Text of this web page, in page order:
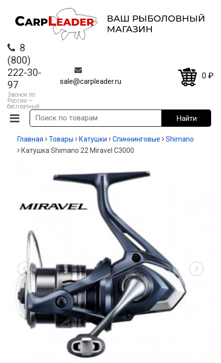
8
(800)
222-30-
97
Звонок по
России —
бесплатный
sale@carpleader.ru
0 ₽
Главная Товары Катушки Спиннинговые
Shimano
Катушка Shimano 22 Miravel C3000